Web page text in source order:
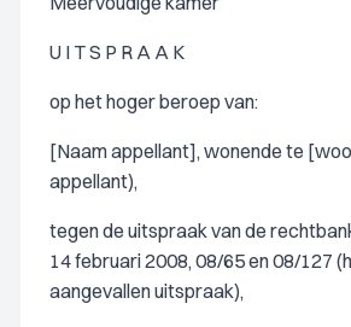
U I T S P R A A K
op het hoger beroep van:
[Naam appellant], wonende te
appellant),
tegen de uitspraak van de
14 februari 2008, 08/65 en 08/127
aangevallen uitspraak),